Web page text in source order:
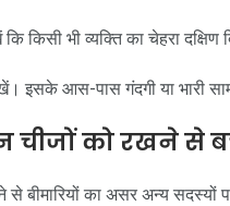
किसी भी व्यक्ति का चेहरा
आस-पास गंदगी या भारी
चीजों को रखने से
से बीमारियों का असर अन्य सदस्यों